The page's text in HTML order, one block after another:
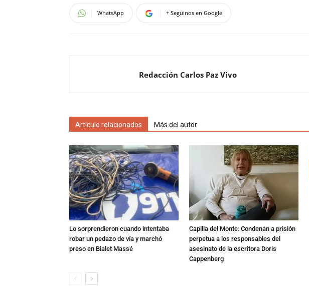
WhatsApp + Seguinos en Google
Redacción Carlos Paz Vivo
Artículo relacionados Más del autor
Lo sorprendieron cuando intentaba
robar un pedazo de vía y marchó
preso en Bialet Massé
Capilla del Monte: Condenan a prisión
perpetua a los responsables del
asesinato de la escritora Doris
Cappenberg